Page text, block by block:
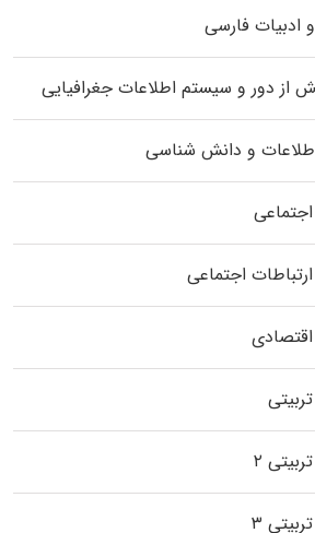
ادبیات فارسی
از دور و سیستم اطلاعات جغرافیایی
و دانش شناسی
اجتماعی
۲
۳